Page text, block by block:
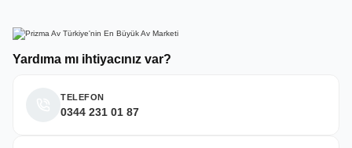
Yardıma mı ihtiyacınız var?
TELEFON
0344 231 01 87